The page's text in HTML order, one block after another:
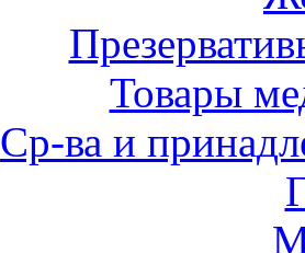
Товары
Ср-ва и